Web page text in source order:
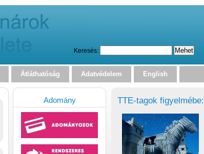
Keresés:
Átláthatóság Adatvédelem English
TTE-tagok figyelmébe:
Adomány